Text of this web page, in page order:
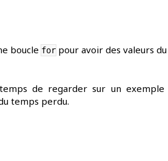
boucle for pour avoir des valeurs
de regarder sur un
temps perdu.